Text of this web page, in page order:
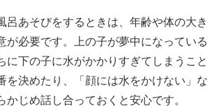
呂あそびをするときは、年齢や体の大き
が必要です。上の子が夢中になっている
に下の子に水がかかりすぎてしまうこと
を決めたり、「顔には水をかけない」な
かじめ話し合っておくと安心です。